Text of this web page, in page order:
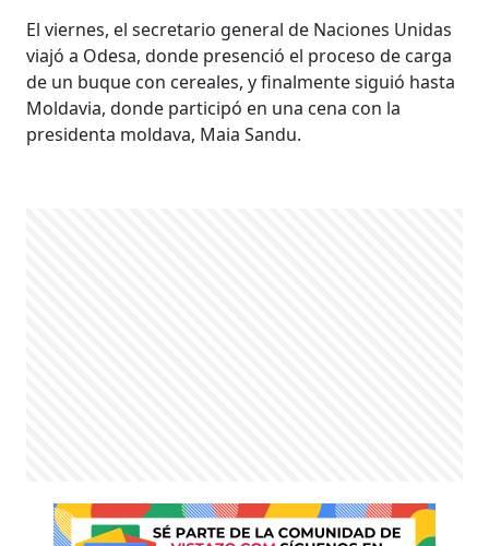
El viernes, el secretario general de Naciones Unidas
viajó a Odesa, donde presenció el proceso de carga
de un buque con cereales, y finalmente siguió hasta
Moldavia, donde participó en una cena con la
presidenta moldava, Maia Sandu.